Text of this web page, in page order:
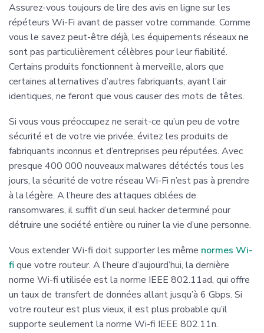
Assurez-vous toujours de lire des avis en ligne sur les
répéteurs Wi-Fi avant de passer votre commande. Comme
vous le savez peut-être déjà, les équipements réseaux ne
sont pas particulièrement célèbres pour leur fiabilité.
Certains produits fonctionnent à merveille, alors que
certaines alternatives d’autres fabriquants, ayant l’air
identiques, ne feront que vous causer des mots de têtes.
Si vous vous préoccupez ne serait-ce qu’un peu de votre
sécurité et de votre vie privée, évitez les produits de
fabriquants inconnus et d’entreprises peu réputées. Avec
presque 400 000 nouveaux malwares détéctés tous les
jours, la sécurité de votre réseau Wi-Fi n’est pas à prendre
à la légère. A l’heure des attaques ciblées de
ransomwares, il suffit d’un seul hacker determiné pour
détruire une société entière ou ruiner la vie d’une personne.
Vous extender Wi-fi doit supporter les même normes Wi-
fique votre routeur. A l’heure d’aujourd’hui, la dernière
norme Wi-fi utilisée est la norme IEEE 802.11ad, qui offre
un taux de transfert de données allant jusqu’à 6 Gbps. Si
votre routeur est plus vieux, il est plus probable qu’il
supporte seulement la norme Wi-fi IEEE 802.11n.